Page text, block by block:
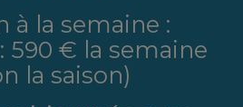
à la semaine :
590 € la semaine
la saison)